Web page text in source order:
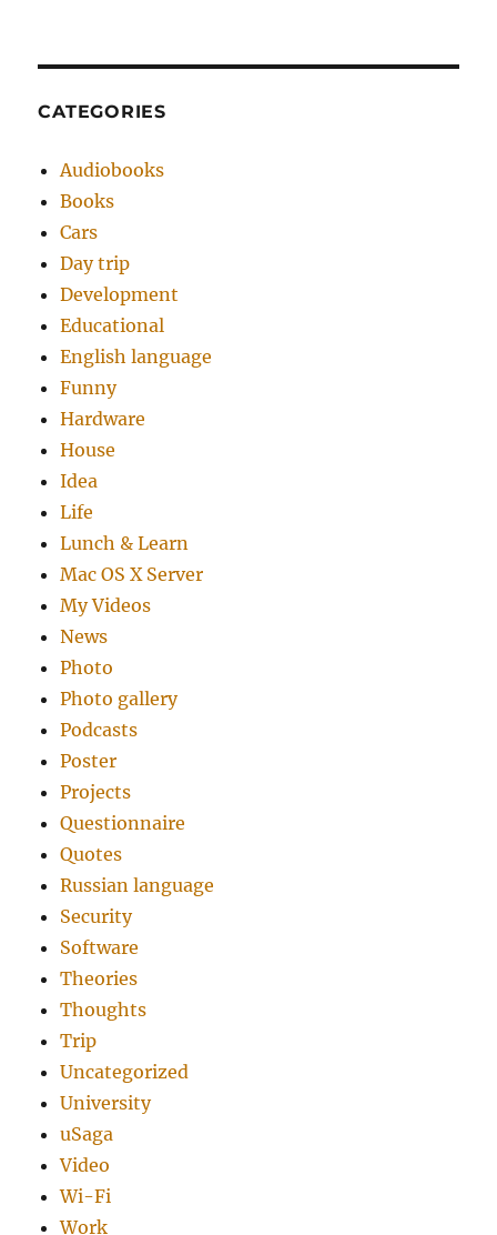
CATEGORIES
Audiobooks
Books
Cars
Day trip
Development
Educational
English language
Funny
Hardware
House
Idea
Life
Lunch & Learn
Mac OS X Server
My Videos
News
Photo
Photo gallery
Podcasts
Poster
Projects
Questionnaire
Quotes
Russian language
Security
Software
Theories
Thoughts
Trip
Uncategorized
University
uSaga
Video
Wi-Fi
Work